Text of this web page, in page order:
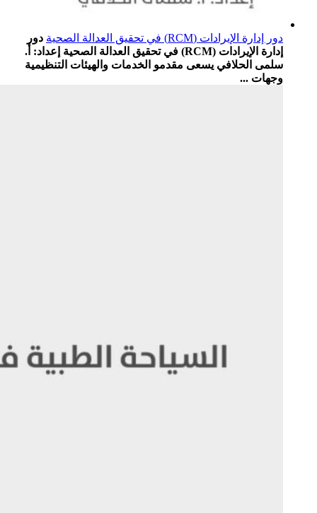
دور إدارة الإيرادات (RCM) في تحقيق العدالة الصحية
دور
إدارة الإيرادات (RCM) في تحقيق العدالة الصحية إعداد: أ.
سلمى الحلافي يسعى مقدمو الخدمات والهيئات التنظيمية
وجهات ...